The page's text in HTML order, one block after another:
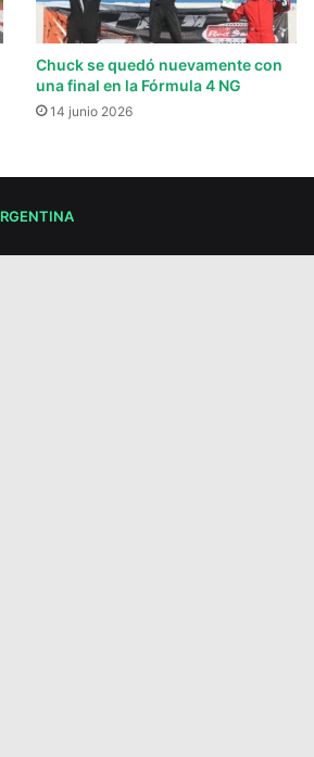
Chuck se quedó nuevamente con
una final en la Fórmula 4 NG
14 junio 2026